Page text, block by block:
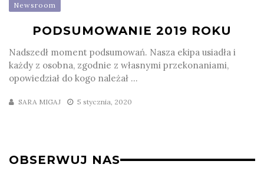
Newsroom
PODSUMOWANIE 2019 ROKU
Nadszedł moment podsumowań. Nasza ekipa usiadła i
każdy z osobna, zgodnie z własnymi przekonaniami,
opowiedział do kogo należał ...
SARA MIGAJ 5 stycznia, 2020
OBSERWUJ NAS